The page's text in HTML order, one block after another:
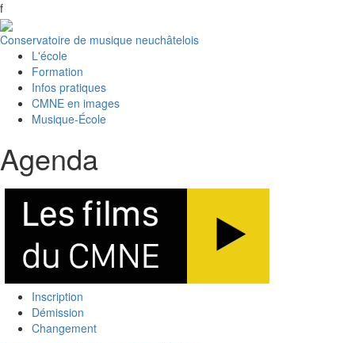
f
Conservatoire de musique neuchâtelois
L'école
Formation
Infos pratiques
CMNE en images
Musique-École
Agenda
Inscription
Démission
Changement